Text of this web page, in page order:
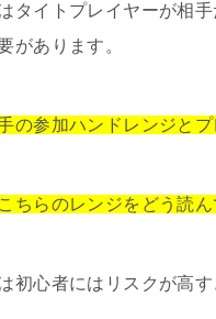
タイトプレイヤーが相
があります。
の参加ハンドレンジと
ちらのレンジをどう読ん
初心者にはリスクが高